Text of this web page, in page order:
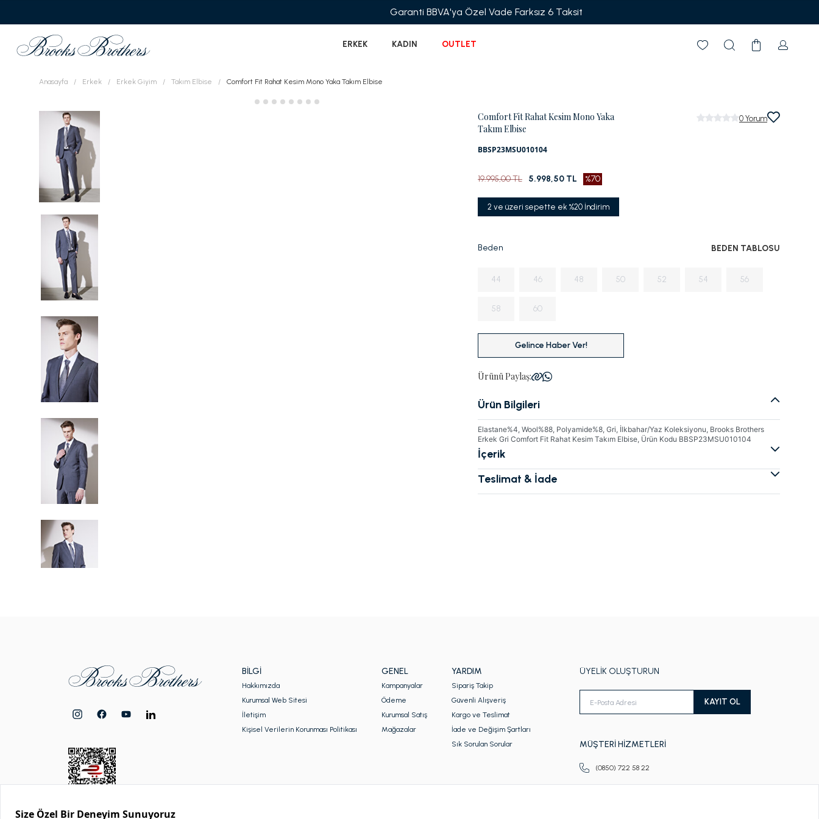
Garanti BBVA'ya Özel Vade Farksız 6 Taksit
ERKEK KADIN OUTLET
Anasayfa Erkek Erkek Giyim Takım Elbise Comfort Fit Rahat Kesim Mono Yaka Takım Elbise
Comfort Fit Rahat Kesim Mono Yaka
Takım Elbise
BBSP23MSU010104
0 Yorum
19.995,00 TL 5.998,50 TL %70
2 ve üzeri sepette ek %20 İndirim
Beden BEDEN TABLOSU
44 46 48 50 52 54 56
58 60
Gelince Haber Ver!
Ürünü Paylaş:
Ürün Bilgileri
Elastane%4, Wool%88, Polyamide%8, Gri, İlkbahar/Yaz Koleksiyonu, Brooks Brothers
Erkek Gri Comfort Fit Rahat Kesim Takım Elbise, Ürün Kodu BBSP23MSU010104
İçerik
Teslimat & İade
BILGI
Hakkımızda
Kurumsal Web Sitesi
İletişim
Kişisel Verilerin Korunması Politikası
GENEL
Kampanyalar
Ödeme
Kurumsal Satış
Mağazalar
YARDIM
Sipariş Takip
Güvenli Alışveriş
Kargo ve Teslimat
İade ve Değişim Şartları
Sık Sorulan Sorular
ÜYELİK OLUŞTURUN
KAYIT OL
MÜŞTERİ HİZMETLERİ
(0850) 722 58 22